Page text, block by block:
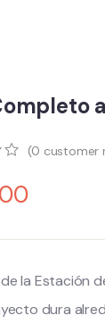
(0 customer
la Estación
dura